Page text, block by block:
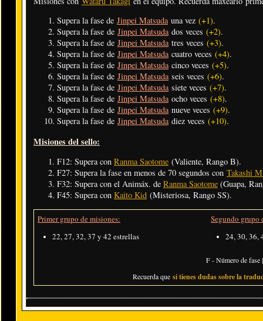
Supera la fase de Jinpei Matsudauna vez (+1).
Supera la fase de Jinpei Matsudados veces (+2).
Supera la fase de Jinpei Matsudatres veces (+3).
Supera la fase de Jinpei Matsudacuatro veces (+4).
Supera la fase de Jinpei Matsudacinco veces (+5).
Supera la fase de Jinpei Matsudaseis veces (+6).
Supera la fase de Jinpei Matsudasiete veces (+7).
Supera la fase de Jinpei Matsudaocho veces (+8).
Supera la fase de Jinpei Matsudanueve veces (+9).
Supera la fase de Jinpei Matsudadiez veces (+10).
Misiones del sello:
F12: Supera con Ranma Saotome (Valiente, Rango B).
F27: Supera la fase en menos de 70 segundos con Takashi
F32: Supera con el Animáx. de Ranma Saotome (Guapa,
F45: Supera con Kaito Kid (Misteriosa, Rango SS).
Primer grupo de misiones:
22, 27, 32, 37 y 42 estrellas
Segundo grupo
24, 30, 36,
F - Número de fase
Recuerda que si tienes dudas sobre la